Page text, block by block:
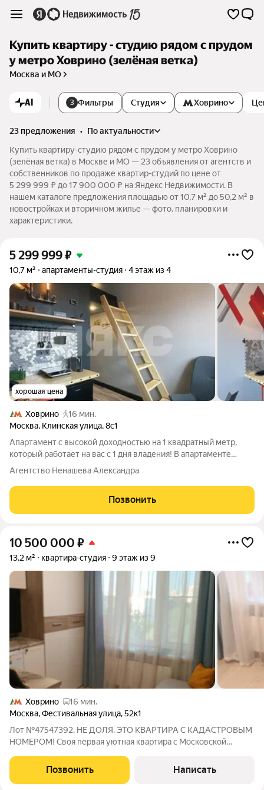
Купить квартиру - студию рядом с прудом
у метро Ховрино (зелёная ветка)
Москва и МО
AI 3 Фильтры Студия Ховрино
23 предложения •
по актуальности
Купить квартиру-студию рядом с прудом у метро Ховрино
(зелёная ветка) в Москве и МО — 23 объявления от агентств и
собственников по продаже квартир-студий по цене от
5 299 999 ₽ до 17 900 000 ₽ на Яндекс Недвижимости. В
нашем каталоге предложения площадью от 10,7 м² до 50,2 м² в
новостройках и вторичном жилье — фото, планировки и
характеристики.
5 299 999₽
10,7 м² апартаменты-студия 4 этаж из 4
хорошая цена
Ховрино
16 мин.
Москва, Клинская улица,8с1
Апартамент с высокой доходностью на 1 квадратный метр,
который работает на вас с 1 дня владения! В апартаменте
выполнен авторский ремонт с грамотным зонированием и
полностью укомплектован всем необходимым для жизни!
Арендой апартамента занимается
Агентство Ненашева Александра
Позвонить
10 500 000 ₽
13,2 м² квартира-студия 9 этаж из 9
Ховрино
16 мин.
Москва,Фестивальная улица,52к1
Лот №47547392. НЕ ДОЛЯ, ЭТО КВАРТИРА С КАДАСТРОВЫМ
НОМЕРОМ! Своя первая уютная квартира с Московской
создаётся ощущение большего пространства и позволяет
визуально разделить квартиру на
Позвонить Написать